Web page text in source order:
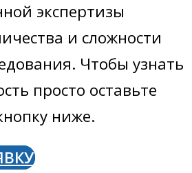
экспертизы
и сложности
Чтобы узнать
просто оставьте
ниже.